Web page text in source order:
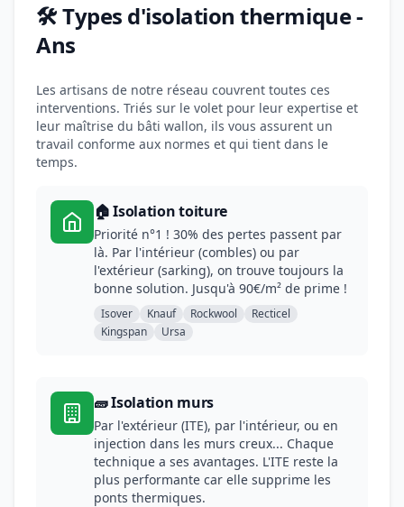
🛠️ Types d'isolation thermique -
Ans
Les artisans de notre réseau couvrent toutes ces
interventions. Triés sur le volet pour leur expertise et
leur maîtrise du bâti wallon, ils vous assurent un
travail conforme aux normes et qui tient dans le
temps.
🏠 Isolation toiture
Priorité n°1 ! 30% des pertes passent par
là. Par l'intérieur (combles) ou par
l'extérieur (sarking), on trouve toujours la
bonne solution. Jusqu'à 90€/m² de prime !
Isover Knauf Rockwool
Recticel
Kingspan
Ursa
🧱 Isolation murs
Par l'extérieur (ITE), par l'intérieur, ou en
injection dans les murs creux... Chaque
technique a ses avantages. L'ITE reste la
plus performante car elle supprime les
ponts thermiques.